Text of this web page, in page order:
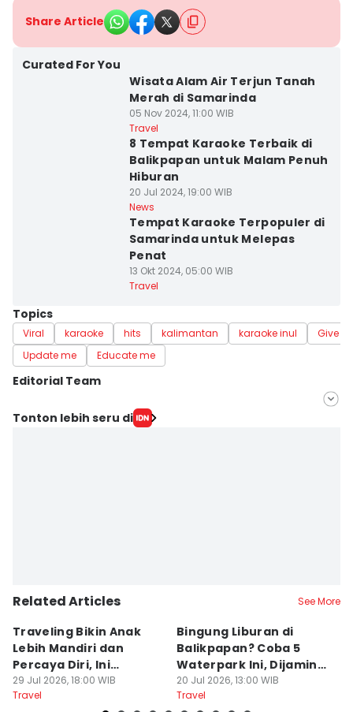
Share Article
Curated For You
Wisata Alam Air Terjun Tanah
Merah di Samarinda
05 Nov 2024, 11:00 WIB
Travel
8 Tempat Karaoke Terbaik di
Balikpapan untuk Malam Penuh
Hiburan
20 Jul 2024, 19:00 WIB
News
Tempat Karaoke Terpopuler di
Samarinda untuk Melepas
Penat
13 Okt 2024, 05:00 WIB
Travel
Topics
Viral karaoke hits kalimantan karaoke inul
Give
Update me
Educate me
Editorial Team
Editor
Tonton lebih seru di
Related Articles See More
Traveling Bikin Anak
Lebih Mandiri dan
Percaya Diri, Ini
Penjelasan Psikolog
29 Jul 2026, 18:00 WIB
Travel
Bingung Liburan di
Balikpapan? Coba 5
Waterpark Ini, Dijamin
Bikin Betah
20 Jul 2026, 13:00 WIB
Travel